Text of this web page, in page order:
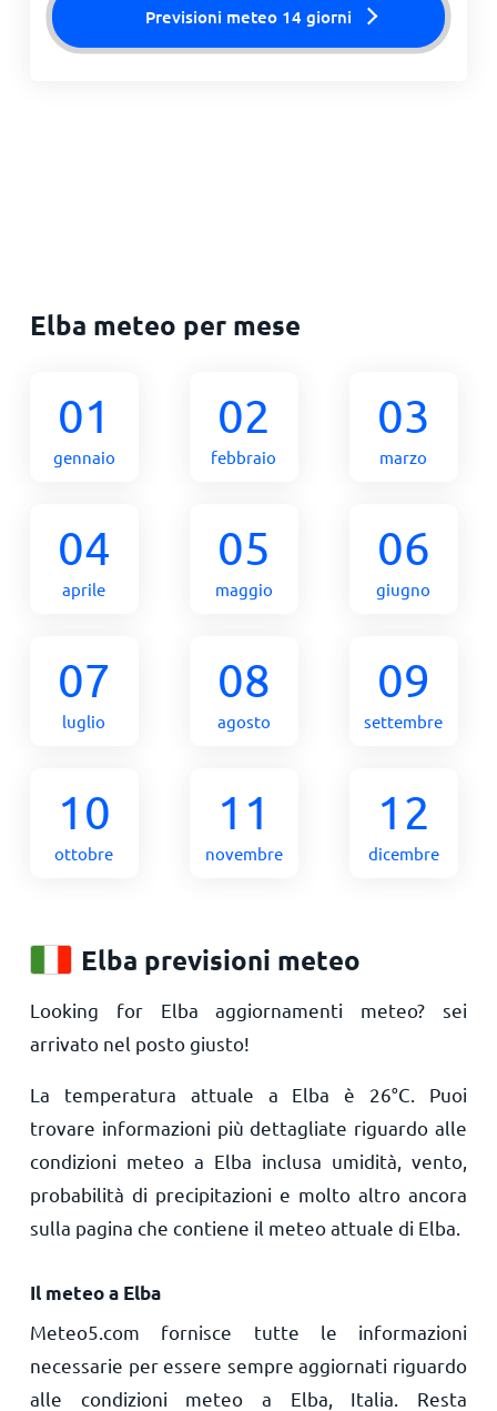
Previsioni meteo 14 giorni
Elba meteo per mese
01
gennaio
02
febbraio
03
marzo
04
aprile
05
maggio
06
giugno
07
luglio
08
agosto
09
settembre
10
ottobre
11
novembre
12
dicembre
Elba previsioni meteo
Looking for Elba aggiornamenti meteo? sei
arrivato nel posto giusto!
La temperatura attuale a Elba è 26°C . Puoi
trovare informazioni più dettagliate riguardo alle
condizioni meteo a Elba inclusa umidità, vento,
probabilità di precipitazioni e molto altro ancora
sulla pagina che contiene il meteo attuale di Elba.
Il meteo a Elba
Meteo5.com fornisce tutte le informazioni
necessarie per essere sempre aggiornati riguardo
alle condizioni meteo a Elba, Italia. Resta